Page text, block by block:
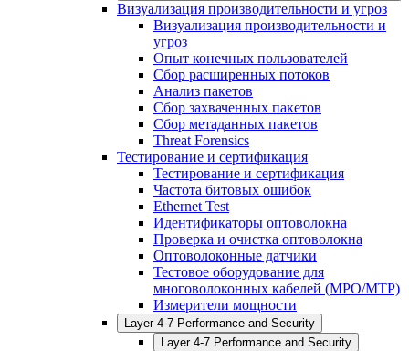
Визуализация производительности и угроз
Визуализация производительности и
угроз
Опыт конечных пользователей
Сбор расширенных потоков
Анализ пакетов
Сбор захваченных пакетов
Сбор метаданных пакетов
Threat Forensics
Тестирование и сертификация
Тестирование и сертификация
Частота битовых ошибок
Ethernet Test
Идентификаторы оптоволокна
Проверка и очистка оптоволокна
Оптоволоконные датчики
Тестовое оборудование для
многоволоконных кабелей (MPO/MTP)
Измерители мощности
Layer 4-7 Performance and Security
Layer 4-7 Performance and Security